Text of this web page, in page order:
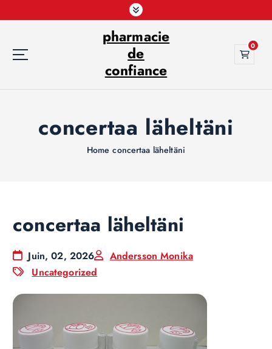
k
pharmacie
de
confiance
0
concertaa läheltäni
Home concertaa läheltäni
concertaa läheltäni
Juin, 02, 2026
Andersson Monika
Uncategorized